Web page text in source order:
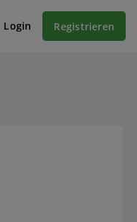
Login Registrieren